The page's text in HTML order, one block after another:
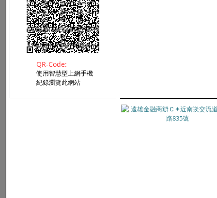
QR-Code:
使用智慧型上網手機
紀錄瀏覽此網站